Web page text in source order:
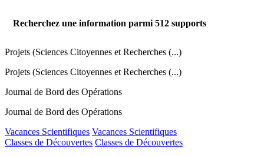
Recherchez une information parmi 512 supports
Projets (Sciences Citoyennes et Recherches (...)
Projets (Sciences Citoyennes et Recherches (...)
Journal de Bord des Opérations
Journal de Bord des Opérations
Vacances Scientifiques Vacances Scientifiques
Classes de Découvertes Classes de Découvertes